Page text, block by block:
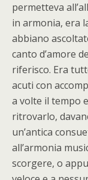
permetteva
in armonia, era
abbiano
canto d’amore
riferisco. Era
acuti con
a volte il tempo
ritrovarlo,
un’antica
all’armonia
scorgere, o